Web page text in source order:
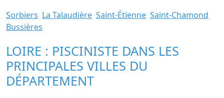
Sorbiers La Talaudière Saint-Étienne Saint-Chamond
Bussières
LOIRE : PISCINISTE DANS LES
PRINCIPALES VILLES DU
DÉPARTEMENT